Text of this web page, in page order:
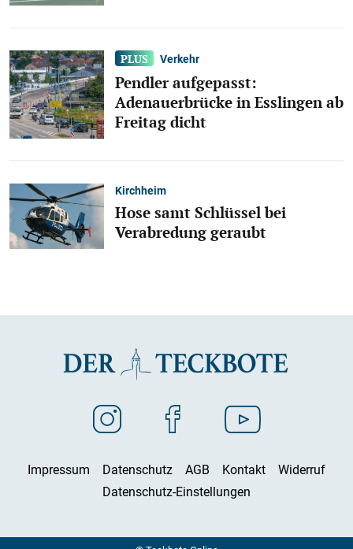
Verkehr
Pendler aufgepasst:
Adenauerbrücke in Esslingen ab
Freitag dicht
Kirchheim
Hose samt Schlüssel bei
Verabredung geraubt
Impressum Datenschutz AGB Kontakt
Widerruf
Datenschutz-Einstellungen